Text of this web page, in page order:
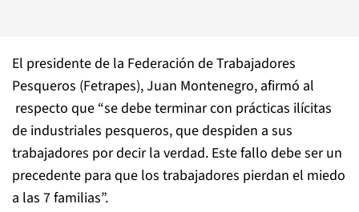
El presidente de la Federación de Trabajadores
Pesqueros (Fetrapes), Juan Montenegro, afirmó al
respecto que “se debe terminar con prácticas ilícitas
de industriales pesqueros, que despiden a sus
trabajadores por decir la verdad. Este fallo debe ser un
precedente para que los trabajadores pierdan el miedo
a las 7 familias”.